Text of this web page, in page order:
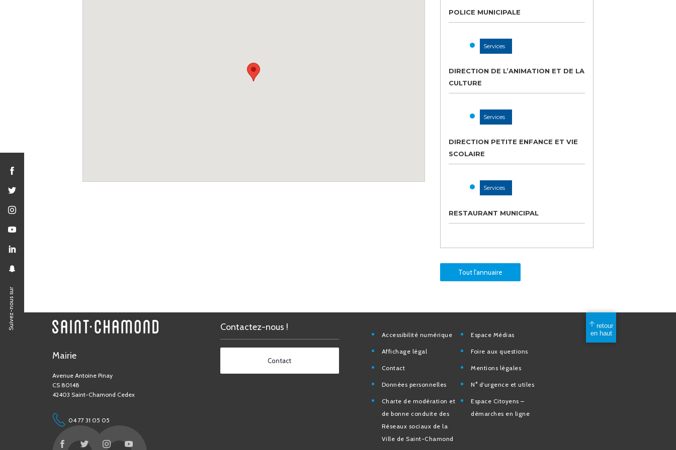
Suivez-nous sur
POLICE MUNICIPALE
Services
DIRECTION DE L’ANIMATION ET DE LA
CULTURE
Services
DIRECTION PETITE ENFANCE ET VIE
SCOLAIRE
Services
RESTAURANT MUNICIPAL
Tout l'annuaire
Mairie
Avenue Antoine Pinay
CS 80148
42403 Saint-Chamond Cedex
04 77 31 05 05
Contactez-nous !
Contact
Accessibilité numérique Espace Médias
Affichage légal Foire aux questions
Contact Mentions légales
Données personnelles N° d’urgence et utiles
Charte de modération et de
bonne conduite des
Réseaux sociaux de la Ville
de Saint-Chamond
Espace Citoyens –
démarches en ligne